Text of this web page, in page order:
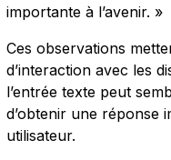
importante à l’avenir. »
Ces observations
d’interaction avec les
l’entrée texte peut
d’obtenir une réponse
utilisateur.